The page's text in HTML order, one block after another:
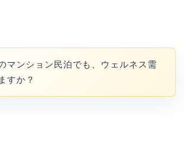
マンション民泊でも、ウェルネス需
すか？